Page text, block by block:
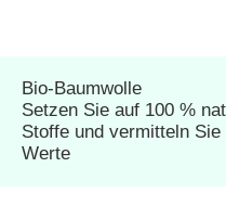
Bio-Baumwolle
Setzen Sie auf 100 %
Stoffe und vermitteln Sie
Werte